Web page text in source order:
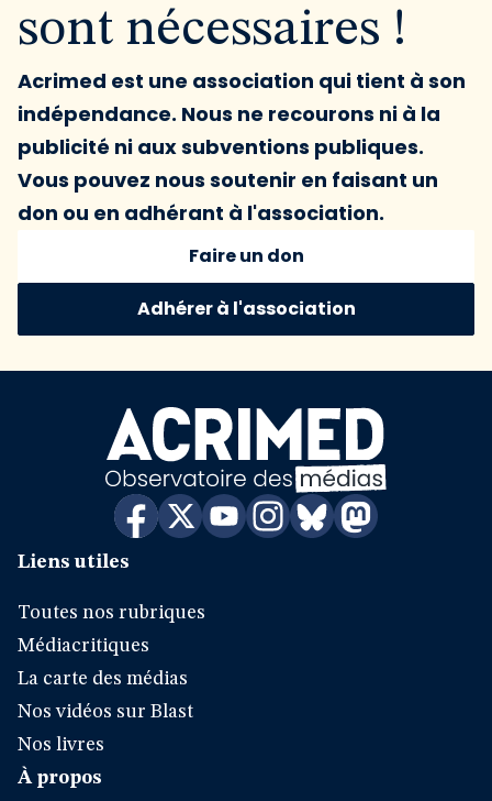
sont nécessaires !
Acrimed est une association qui tient à son
indépendance. Nous ne recourons ni à la
publicité ni aux subventions publiques.
Vous pouvez nous soutenir en faisant un
don ou en adhérant à l'association.
Faire un don
Adhérer à l'association
Liens utiles
Toutes nos rubriques
Médiacritiques
La carte des médias
Nos vidéos sur Blast
Nos livres
À propos